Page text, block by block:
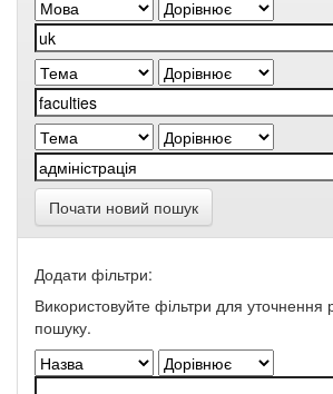
Почати новий пошук
Додати фільтри:
Використовуйте фільтри для уточнення
пошуку.